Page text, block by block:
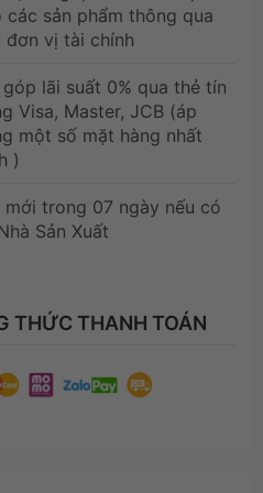
các sản phẩm thông qua
đơn vị tài chính
góp lãi suất 0% qua thẻ tín
Visa, Master, JCB (áp
một số mặt hàng nhất
)
trong 07 ngày nếu có
Sản Xuất
THỨC THANH TOÁN